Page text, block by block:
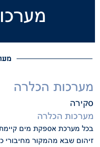
מערכות הכלרה
סקירה
מערכות הכלרה
בכל מערכת אספקת מים
זיהום שבא מהמקור מחיבורי